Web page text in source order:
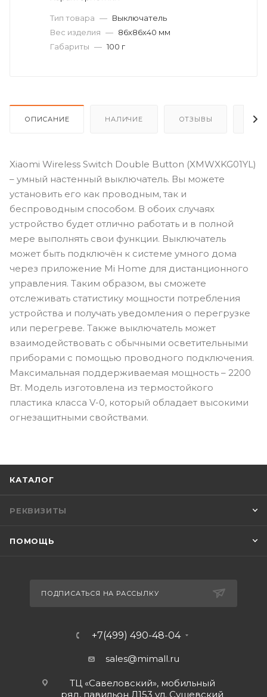
Тип товара — Выключатель
Вес изделия — 86х86х40 мм
Габариты — 100 г
ОПИСАНИЕ НАЛИЧИЕ ОТЗЫВЫ
Xiaomi Wireless Switch Double Button (XMWXKG01YL)
– умный настенный выключатель. Вы можете
установить его как проводным, так и
беспроводным способом. В обоих случаях
устройство будет отлично работать и в полной
мере выполнять свои функции. Выключатель
может быть подключён к системе умного дома
через приложение Mi Home для дистанционного
управления. Таким образом, вы сможете
отслеживать статистику мощности потребления
устройства и получать уведомления о перегрузке
или перегреве. Также выключатель может
взаимодействовать с обычными осветительными
приборами с помощью проводного подключения.
Максимальная поддерживаемая мощность – 2200
Вт. Модель изготовлена из термостойкого
пластика класса V-0, который обладает высокими
огнезащитными свойствами.
КАТАЛОГ
РЕКВИЗИТЫ
ПОМОЩЬ
ПОДПИСАТЬСЯ НА РАССЫЛКУ
+7(499) 490-48-04
sales@mimall.ru
ТЦ «Савеловский», мобильный
ряд, павильон Л153 ул. Сущевский